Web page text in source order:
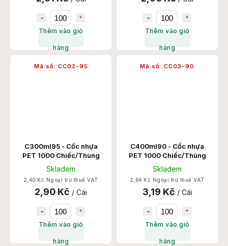
Thêm vào giỏ
hàng
Thêm vào giỏ
hàng
C300ml95 - Cốc nhựa
PET 1000 Chiếc/Thùng
Skladem
2,40 Kč Ngoại trừ thuế VAT
2,90 Kč / Cái
Thêm vào giỏ
hàng
Mã số: CC02-95
C400ml90 - Cốc nhựa
PET 1000 Chiếc/Thùng
Skladem
2,64 Kč Ngoại trừ thuế VAT
3,19 Kč / Cái
Thêm vào giỏ
hàng
Mã số: CC03-90